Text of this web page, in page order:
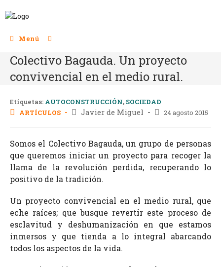
Menú
Colectivo Bagauda. Un proyecto
convivencial en el medio rural.
Etiquetas: AUTOCONSTRUCCIÓN, SOCIEDAD
ARTÍCULOS
Javier de Miguel 24 agosto 2015
Somos el Colectivo Bagauda, un grupo de personas
que queremos iniciar un proyecto para recoger la
llama de la revolución perdida, recuperando lo
positivo de la tradición.
Un proyecto convivencial en el medio rural, que
eche raíces; que busque revertir este proceso de
esclavitud y deshumanización en que estamos
inmersos y que tienda a lo integral abarcando
todos los aspectos de la vida.